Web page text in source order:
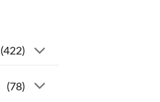
(422)
(78)